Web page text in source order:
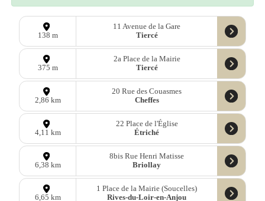
138 m
11 Avenue de la Gare
Tiercé
375 m
2a Place de la Mairie
Tiercé
2,86 km
20 Rue des Couasmes
Cheffes
4,11 km
22 Place de l'Église
Étriché
6,38 km
8bis Rue Henri Matisse
Briollay
6,65 km
1 Place de la Mairie (Soucelles)
Rives-du-Loir-en-Anjou